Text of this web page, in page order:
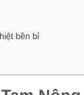
bền bỉ